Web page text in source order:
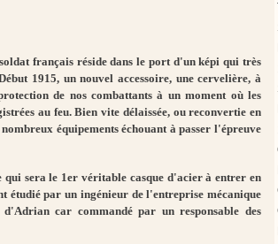
français réside dans le port d'un képi qui très
1915, un nouvel accessoire, une cervelière, à
de nos combattants à un moment où les
au feu. Bien vite délaissée, ou reconvertie en
équipements échouant à passer l'épreuve
sera le 1er véritable casque d'acier à entrer en
étudié par un ingénieur de l'entreprise mécanique
car commandé par un responsable des